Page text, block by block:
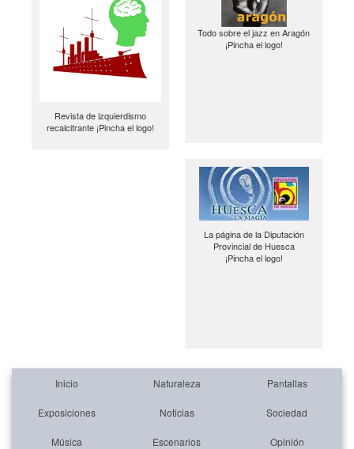
Revista de izquierdismo
recalcitrante ¡Pincha el logo!
Todo sobre el jazz en Aragón
¡Pincha el logo!
La página de la Diputación
Provincial de Huesca
¡Pincha el logo!
Inicio Naturaleza Pantallas
Exposiciones Noticias Sociedad
Música Escenarios Opinión